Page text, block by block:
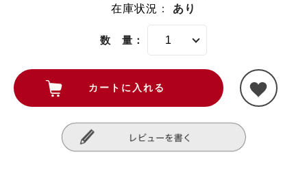
在庫状況 ： あり
数 量：